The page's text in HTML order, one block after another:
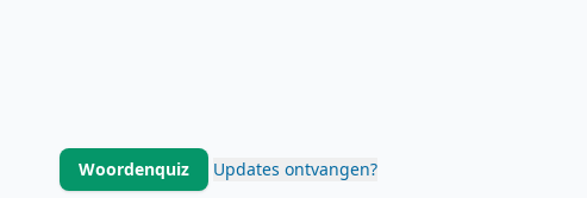
Woordenquiz Updates ontvangen?